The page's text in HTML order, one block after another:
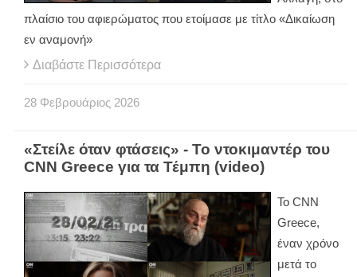
πλαίσιο του αφιερώματος που ετοίμασε με τίτλο «Δικαίωση
εν αναμονή»
Διαβάστε Περισσότερα
28 Φεβρουάριος 2026
«Στείλε όταν φτάσεις» - Το ντοκιμαντέρ του
CNN Greece για τα Τέμπη (video)
Το CNN
Greece,
έναν χρόνο
μετά το